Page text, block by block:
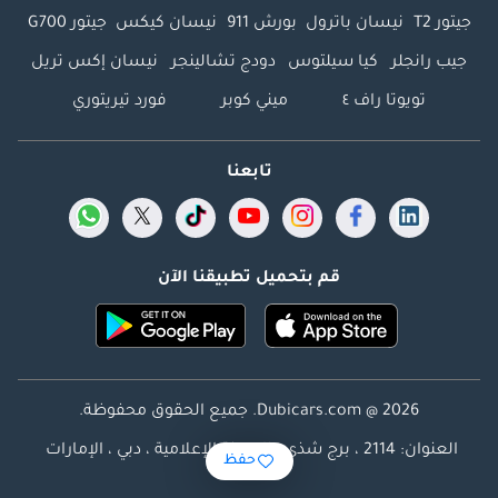
حفظ
جيتور T2 نيسان باترول بورش 911 نيسان كيكس جيتور G700
جيب رانجلر كيا سيلتوس دودج تشالينجر نيسان إكس تريل
تويوتا راف ٤ ميني كوبر فورد تيريتوري
تابعنا
قم بتحميل تطبيقنا الآن
Dubicars.com @ 2026. جميع الحقوق محفوظة.
العنوان: 2114 ، برج شذى ، المدينة الإعلامية ، دبي ، الإمارات